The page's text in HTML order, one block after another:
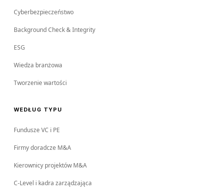
Cyberbezpieczeństwo
Background Check & Integrity
ESG
Wiedza branżowa
Tworzenie wartości
WEDŁUG TYPU
Fundusze VC i PE
Firmy doradcze M&A
Kierownicy projektów M&A
C-Level i kadra zarządzająca